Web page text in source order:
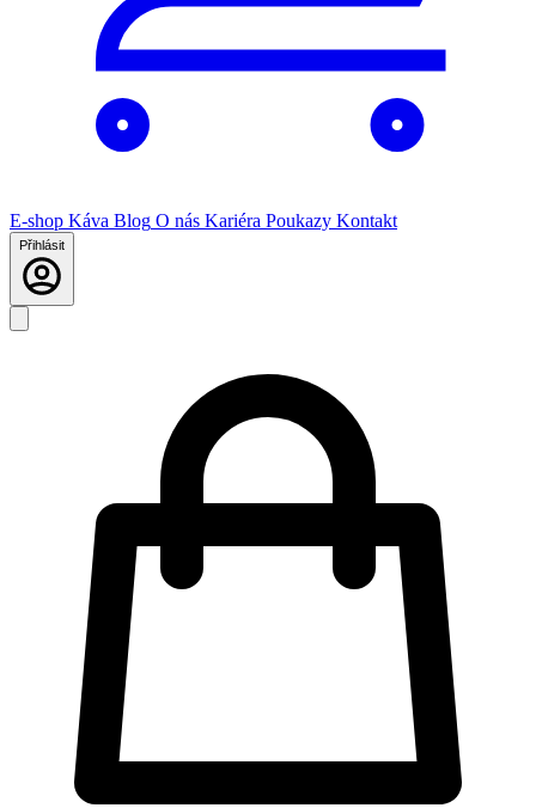
E-shop Káva Blog O nás Kariéra Poukazy Kontakt
Přihlásit